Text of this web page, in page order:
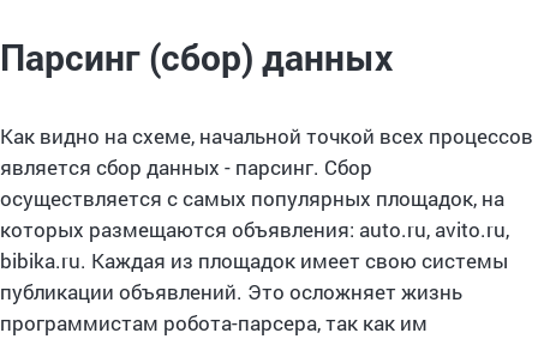
Парсинг (сбор) данных
Как видно на схеме, начальной точкой всех процессов
является сбор данных - парсинг. Сбор
осуществляется с самых популярных площадок, на
которых размещаются объявления: auto.ru, avito.ru,
bibika.ru. Каждая из площадок имеет свою системы
публикации объявлений. Это осложняет жизнь
программистам робота-парсера, так как им